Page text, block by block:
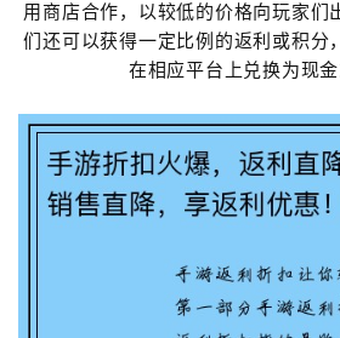
用商店合作，以较低的价格向玩家们
们还可以获得一定比例的返利或积分
在相应平台上兑换为现金